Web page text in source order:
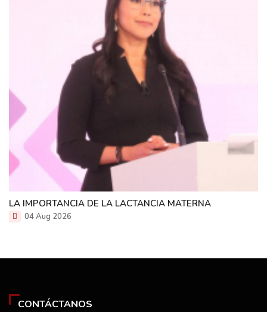
LA IMPORTANCIA DE LA LACTANCIA MATERNA
04 Aug 2026
CONTÁCTANOS